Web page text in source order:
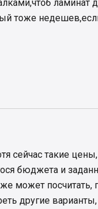
тоже
сейчас такие
бюджета и
может посчитать,
другие